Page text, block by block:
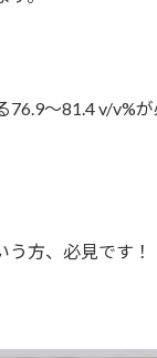
～81.4 v/v%
方、必見です！